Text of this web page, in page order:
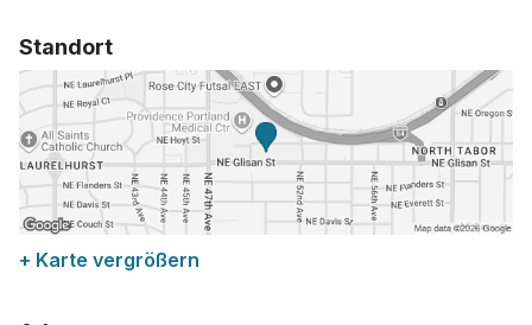
Standort
+ Karte vergrößern